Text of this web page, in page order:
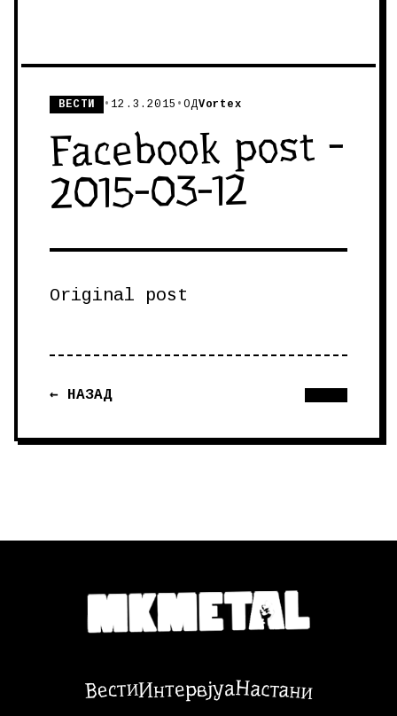
ВЕСТИ • 12.3.2015 •ОДVortex
Facebook post -
2015-03-12
Original post
← НАЗАД
ВестиИнтервјуаНастани